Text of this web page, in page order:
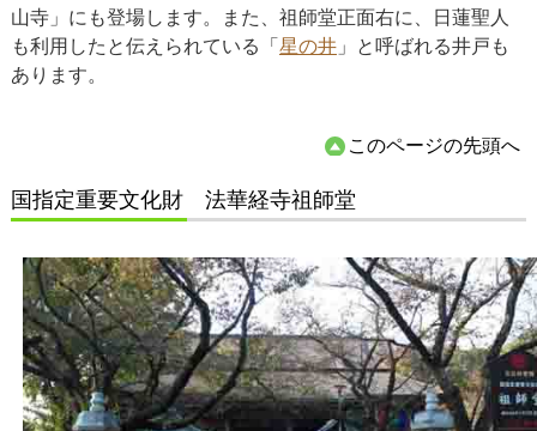
山寺」にも登場します。また、祖師堂正面右に、日蓮聖人
も利用したと伝えられている「 星の井」と呼ばれる井戸も
あります。
このページの先頭へ
国指定重要文化財 法華経寺祖師堂